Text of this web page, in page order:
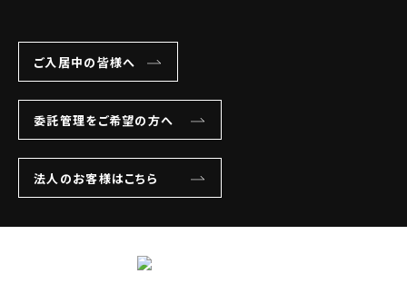
ご入居中の皆様へ
委託管理をご希望の方へ
法人のお客様はこちら